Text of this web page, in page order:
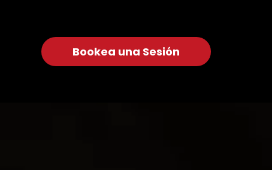
Bookea una Sesión